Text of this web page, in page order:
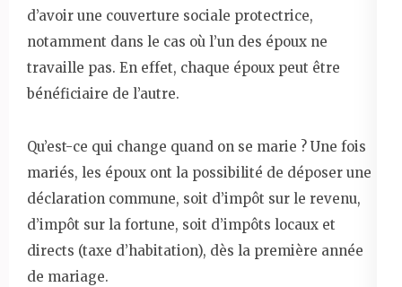
d’avoir une couverture sociale protectrice,
notamment dans le cas où l’un des époux ne
travaille pas. En effet, chaque époux peut être
bénéficiaire de l’autre.
Qu’est-ce qui change quand on se marie ? Une fois
mariés, les époux ont la possibilité de déposer une
déclaration commune, soit d’impôt sur le revenu,
d’impôt sur la fortune, soit d’impôts locaux et
directs (taxe d’habitation), dès la première année
de mariage.